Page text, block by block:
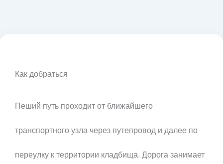
Как добраться
Пеший путь проходит от ближайшего
транспортного узла через путепровод и далее по
переулку к территории кладбища. Дорога занимает